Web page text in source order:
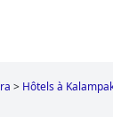
> Hôtels à